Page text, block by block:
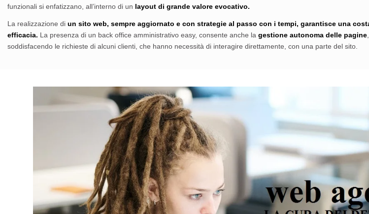
funzionali si enfatizzano, all’interno di un layout di grande valore evocativo.
La realizzazione di un sito web, sempre aggiornato e con strategie al passo con i tempi, garantisce una
efficacia. La presenza di un back office amministrativo easy, consente anche la gestione autonoma delle pagine,
soddisfacendo le richieste di alcuni clienti, che hanno necessità di interagire direttamente, con una parte del sito.